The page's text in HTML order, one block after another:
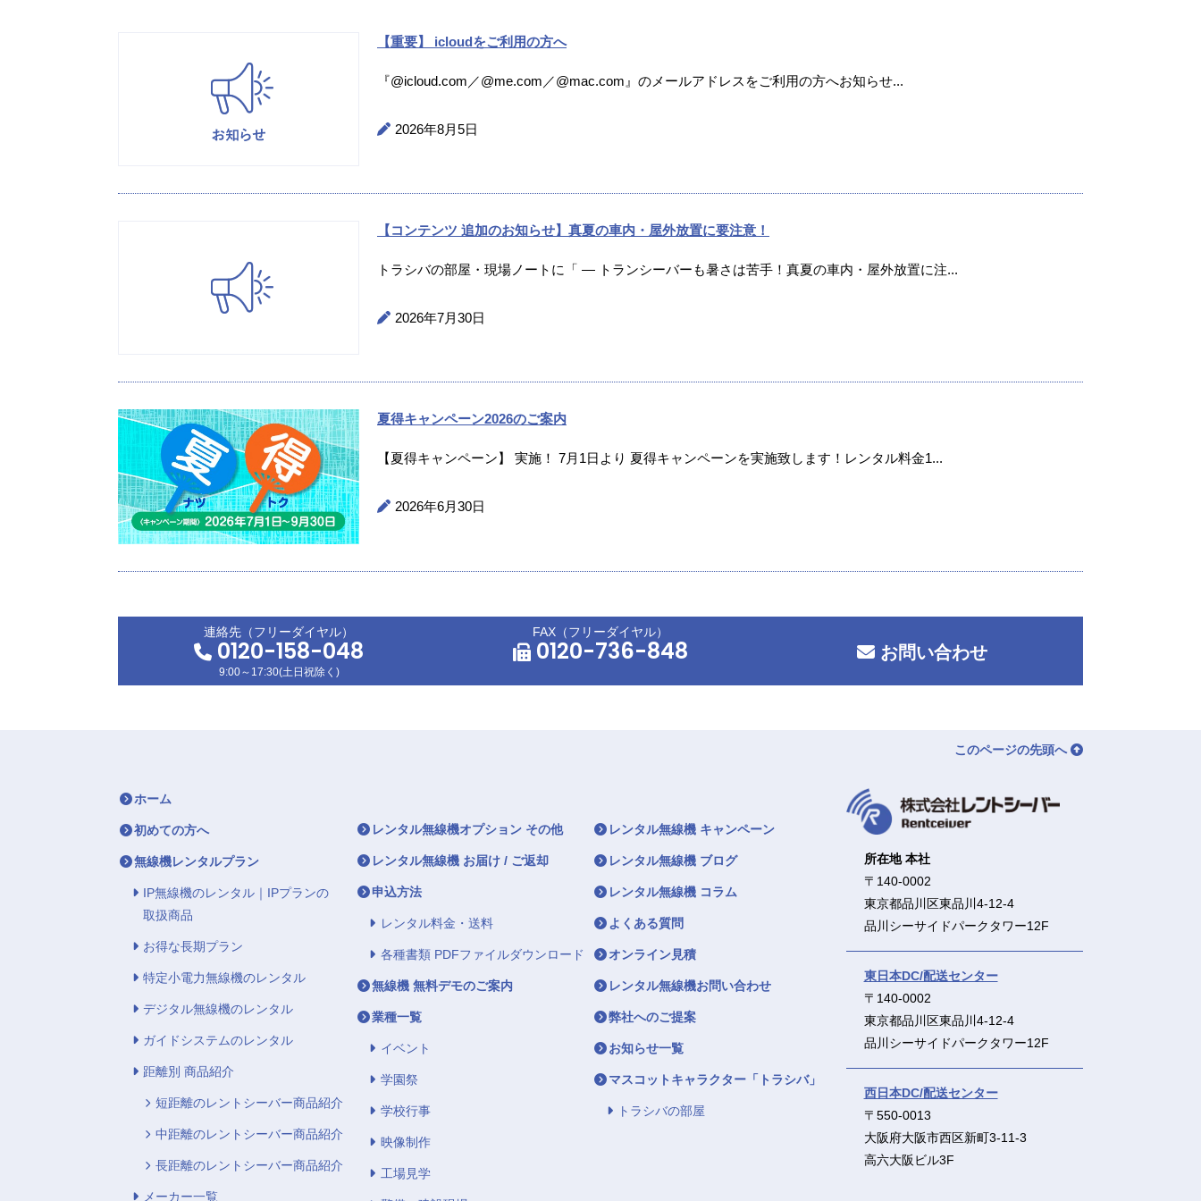
【重要】 icloudをご利用の方へ
『@icloud.com／@me.com／@mac.com』のメールアドレスをご利用の方へお知らせ...
2026年8月5日
【コンテンツ 追加のお知らせ】真夏の車内・屋外放置に要注意！
トラシバの部屋・現場ノートに「 ― トランシーバーも暑さは苦手！真夏の車内・屋外放置に注...
2026年7月30日
夏得キャンペーン2026のご案内
【夏得キャンペーン】 実施！ 7月1日より 夏得キャンペーンを実施致します！レンタル料金1...
2026年6月30日
連絡先（フリーダイヤル）
0120-158-048
9:00～17:30(土日祝除く)
FAX（フリーダイヤル）
0120-736-848 お問い合わせ
このページの先頭へ
ホーム
初めての方へ
無線機レンタルプラン
IP無線機のレンタル｜IPプランの
取扱商品
お得な長期プラン
特定小電力無線機のレンタル
デジタル無線機のレンタル
ガイドシステムのレンタル
距離別 商品紹介
短距離のレントシーバー商品紹介
中距離のレントシーバー商品紹介
長距離のレントシーバー商品紹介
メーカー一覧
レンタル無線機オプション その他
レンタル無線機 お届け / ご返却
申込方法
レンタル料金・送料
各種書類 PDFファイルダウンロード
無線機 無料デモのご案内
業種一覧
イベント
学園祭
学校行事
映像制作
工場見学
レンタル無線機 キャンペーン
レンタル無線機 ブログ
レンタル無線機 コラム
よくある質問
オンライン見積
レンタル無線機お問い合わせ
弊社へのご提案
お知らせ一覧
マスコットキャラクター「トラシバ」
トラシバの部屋
所在地 本社
〒140-0002
東京都品川区東品川4-12-4
品川シーサイドパークタワー12F
東日本DC/配送センター
〒140-0002
東京都品川区東品川4-12-4
品川シーサイドパークタワー12F
西日本DC/配送センター
〒550-0013
大阪府大阪市西区新町3-11-3
高六大阪ビル3F